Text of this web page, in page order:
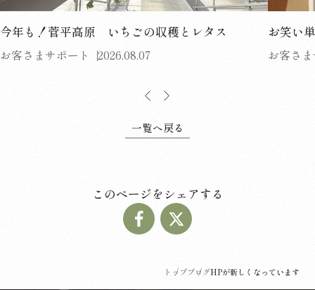
今年も！菅平高原 いちごの収穫とレタス
お客さまサポート 2026.08.07
お笑い
お客さ
一覧へ戻る
このページをシェアする
トップブログHPが新しくなっています